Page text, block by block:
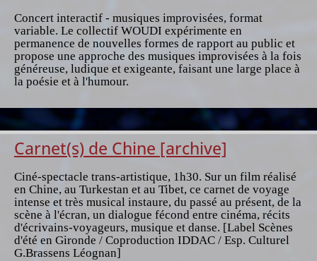
Concert interactif - musiques improvisées, format
variable. Le collectif WOUDI expérimente en
permanence de nouvelles formes de rapport au public et
propose une approche des musiques improvisées à la fois
généreuse, ludique et exigeante, faisant une large place à
la poésie et à l'humour.
Carnet(s) de Chine [archive]
Ciné-spectacle trans-artistique, 1h30. Sur un film réalisé
en Chine, au Turkestan et au Tibet, ce carnet de voyage
intense et très musical instaure, du passé au présent, de la
scène à l'écran, un dialogue fécond entre cinéma, récits
d'écrivains-voyageurs, musique et danse. [Label Scènes
d'été en Gironde / Coproduction IDDAC / Esp. Culturel
G.Brassens Léognan]